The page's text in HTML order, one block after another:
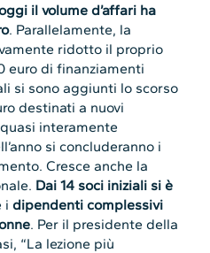
il volume d’affari ha
. Parallelamente, la
ridotto il proprio
euro di finanziamenti
si sono aggiunti lo scorso
destinati a nuovi
interamente
si concluderanno i
Cresce anche la
Dai 14 soci iniziali si è
idipendenti complessivi
. Per il presidente della
“La lezione più